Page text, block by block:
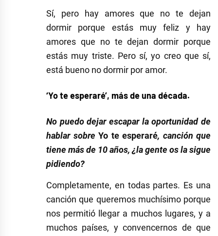
Sí, pero hay amores que no te dejan
dormir porque estás muy feliz y hay
amores que no te dejan dormir porque
estás muy triste. Pero sí, yo creo que sí,
está bueno no dormir por amor.
‘Yo te esperaré’, más de una década.
No puedo dejar escapar la oportunidad de
hablar sobre Yo te esperaré, canción que
tiene más de 10 años, ¿la gente os la sigue
pidiendo?
Completamente, en todas partes. Es una
canción que queremos muchísimo porque
nos permitió llegar a muchos lugares, y a
muchos países, y convencernos de que